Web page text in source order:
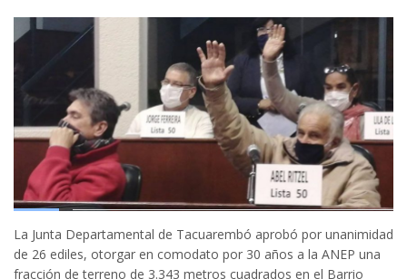
La Junta Departamental de Tacuarembó aprobó por unanimidad
de 26 ediles, otorgar en comodato por 30 años a la ANEP una
fracción de terreno de 3.343 metros cuadrados en el Barrio